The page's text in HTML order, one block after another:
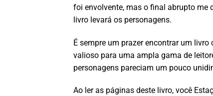
foi envolvente, mas o final abrupto me
livro levará os personagens.
É sempre um prazer encontrar um
valioso para uma ampla gama de
personagens pareciam um pouco
Ao ler as páginas deste livro, você